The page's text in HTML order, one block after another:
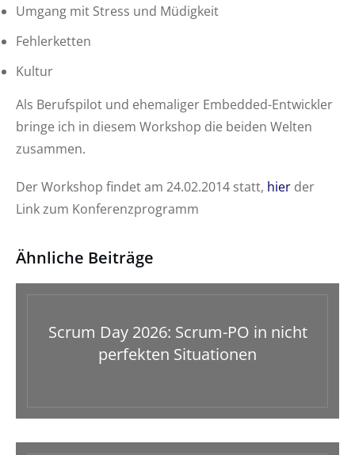
Umgang mit Stress und Müdigkeit
Fehlerketten
Kultur
Als Berufspilot und ehemaliger Embedded-Entwickler
bringe ich in diesem Workshop die beiden Welten
zusammen.
Der Workshop findet am 24.02.2014 statt, hier der
Link zum Konferenzprogramm
Ähnliche Beiträge
Scrum Day 2026: Scrum-PO in nicht
perfekten Situationen